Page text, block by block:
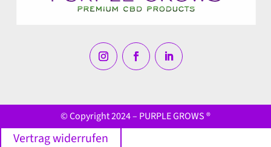
© Copyright 2024 – PURPLE GROWS ®
Vertrag widerrufen